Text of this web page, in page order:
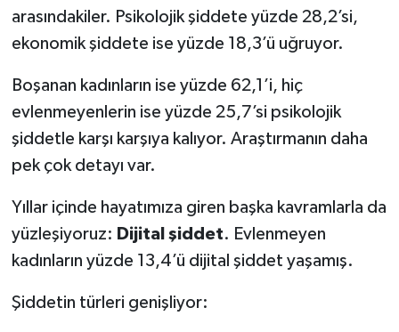
arasındakiler. Psikolojik şiddete yüzde 28,2’si,
ekonomik şiddete ise yüzde 18,3’ü uğruyor.
Boşanan kadınların ise yüzde 62,1’i, hiç
evlenmeyenlerin ise yüzde 25,7’si psikolojik
şiddetle karşı karşıya kalıyor. Araştırmanın daha
pek çok detayı var.
Yıllar içinde hayatımıza giren başka kavramlarla da
yüzleşiyoruz: Dijital şiddet. Evlenmeyen
kadınların yüzde 13,4’ü dijital şiddet yaşamış.
Şiddetin türleri genişliyor: